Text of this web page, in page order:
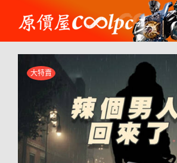
content
大特賣